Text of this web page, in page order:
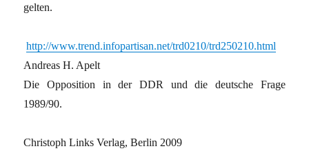
gelten.
http://www.trend.infopartisan.net/trd0210/trd250210.html
Andreas H. Apelt
Die Opposition in der DDR und die deutsche Frage
1989/90.
Christoph Links Verlag, Berlin 2009